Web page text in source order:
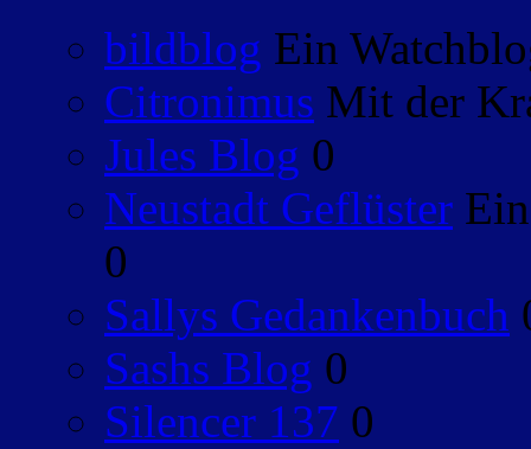
bildblog Ein
Citronimus Mit der
Jules Blog 0
Neustadt Geflüster
0
Sallys Gedankenbuch
Sashs Blog 0
Silencer 137 0